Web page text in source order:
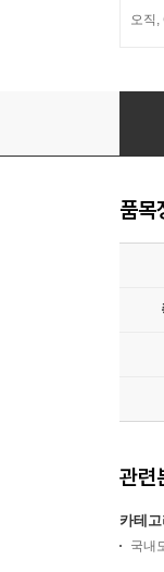
오직,
모
품목
관련
카테
국내